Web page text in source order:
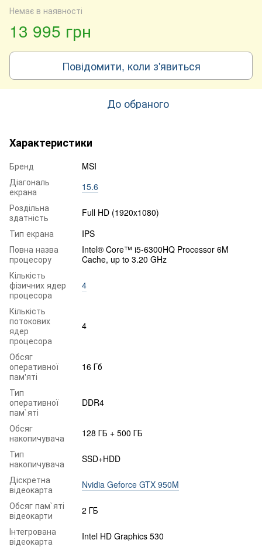
Немає в наявності
13 995 грн
Повідомити, коли з'явиться
До обраного
Характеристики
Бренд
MSI
Діагональ
екрана
15.6
Роздільна
здатність
Full HD (1920x1080)
Тип екрана
IPS
Повна назва
процесору
Intel® Core™ i5-6300HQ Processor 6M
Cache, up to 3.20 GHz
Кількість
фізичних ядер
процесора
4
Кількість
потокових
ядер
процесора
4
Обсяг
оперативної
пам'яті
16 Гб
Тип
оперативної
пам`яті
DDR4
Обсяг
накопичувача
128 ГБ + 500 ГБ
Тип
накопичувача
SSD+HDD
Діскретна
відеокарта
Nvidia Geforce GTX 950M
Обсяг пам`яті
відеокарти
2 ГБ
Інтегрована
відеокарта
Intel HD Graphics 530